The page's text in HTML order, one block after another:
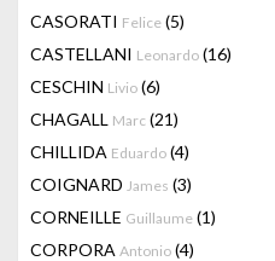
CASORATI Felice (5)
CASTELLANI Leonardo (16)
CESCHIN Livio (6)
CHAGALL Marc (21)
CHILLIDA Eduardo (4)
COIGNARD James (3)
CORNEILLE Guillaume (1)
CORPORA Antonio (4)